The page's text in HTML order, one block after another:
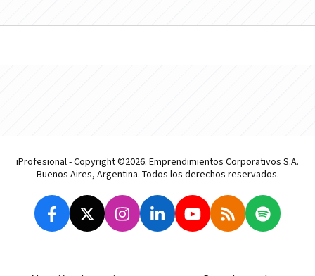
iProfesional - Copyright ©2026. Emprendimientos Corporativos S.A.
Buenos Aires, Argentina. Todos los derechos reservados.